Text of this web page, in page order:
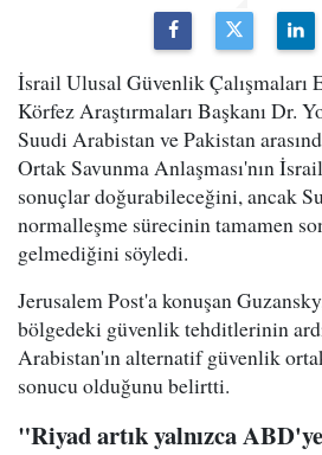
İsrail Ulusal Güvenlik Çalışmaları
Körfez Araştırmaları Başkanı Dr.
Suudi Arabistan ve Pakistan
Ortak Savunma Anlaşması'nın
sonuçlar doğurabileceğini, ancak
normalleşme sürecinin tamamen
gelmediğini söyledi.
Jerusalem Post'a konuşan
bölgedeki güvenlik tehditlerinin
Arabistan'ın alternatif güvenlik
sonucu olduğunu belirtti.
"Riyad artık yalnızca